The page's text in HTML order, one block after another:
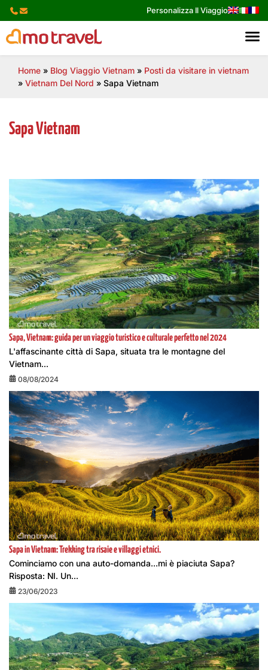
Skip
content
Personalizza Il Viaggio
Home » Blog Viaggio Vietnam » Posti da visitare in vietnam
» Vietnam Del Nord » Sapa Vietnam
Sapa Vietnam
Sapa, Vietnam: guida per un viaggio turistico e culturale perfetto nel 2024
L'affascinante città di Sapa, situata tra le montagne del
Vietnam...
08/08/2024
Sapa in Vietnam: Trekking tra risaie e villaggi etnici.
Cominciamo con una auto-domanda…mi è piaciuta Sapa?
Risposta: NI. Un...
23/06/2023